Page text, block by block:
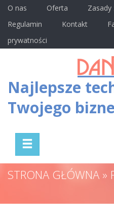
O nas Oferta
Regulamin
Kontakt
prywatności
Najlepsze
Twojego
STRONA GŁÓWNA »